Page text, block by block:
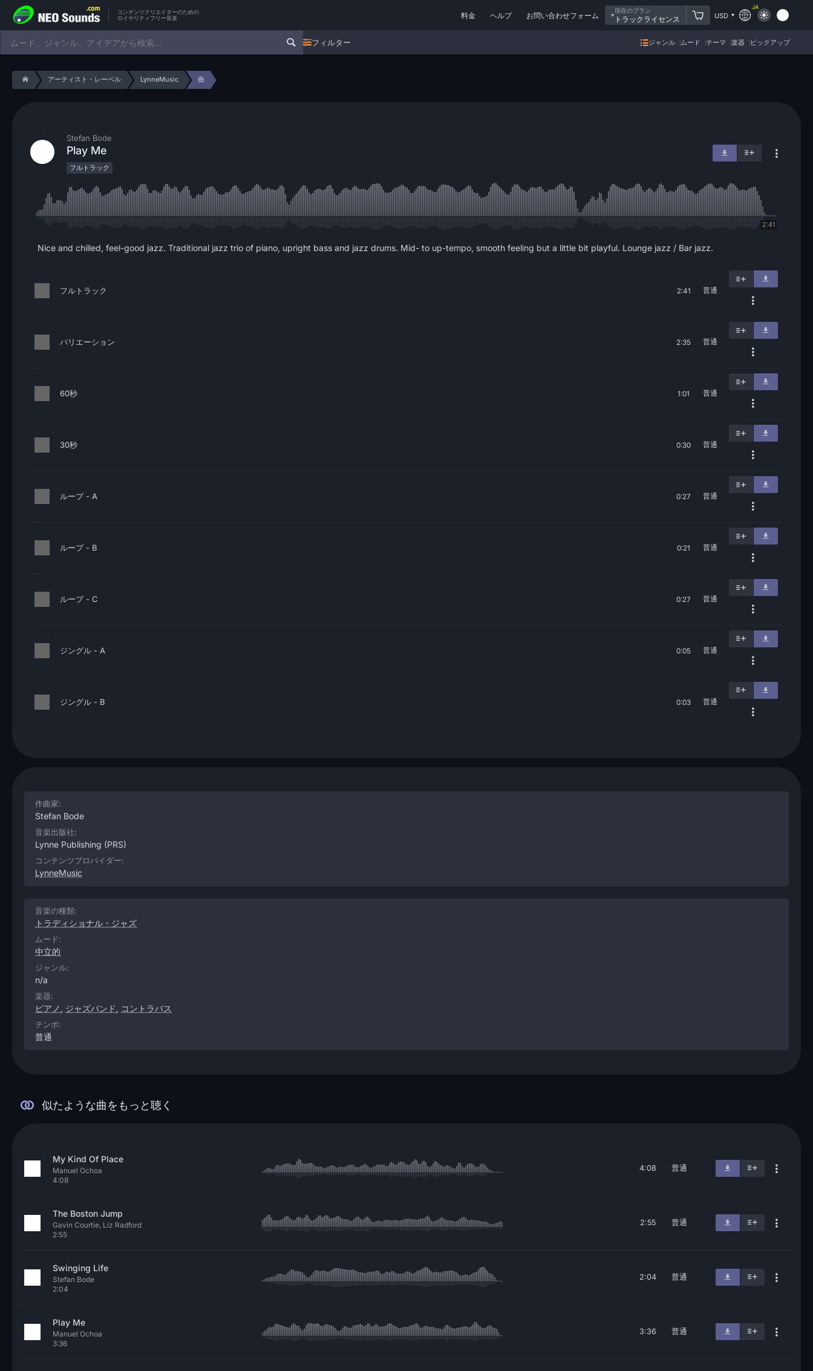
コンテンツクリエイターのための
ロイヤリティフリー音楽
料金 ヘルプ お問い合わせフォーム
現在のプラン
トラックライセンス USD
JA
フィルター ジャンル ムード テーマ 楽器 ピックアップ
アーティスト・レーベル LynneMusic 曲
Stefan Bode
Play Me
フルトラック
2:41
Nice and chilled, feel-good jazz. Traditional jazz trio of piano, upright bass and jazz drums. Mid- to up-tempo, smooth feeling but a little bit playful. Lounge jazz / Bar jazz.
フルトラック 2:41 普通
バリエーション 2:35 普通
60秒 1:01 普通
30秒 0:30 普通
ループ - A 0:27 普通
ループ - B 0:21 普通
ループ - C 0:27 普通
ジングル - A 0:05 普通
ジングル - B 0:03 普通
作曲家:
Stefan Bode
音楽出版社:
Lynne Publishing (PRS)
コンテンツプロバイダー:
LynneMusic
音楽の種類:
トラディショナル・ジャズ
ムード:
中立的
ジャンル:
n/a
楽器:
ピアノ , ジャズバンド , コントラバス
テンポ:
普通
似たような曲をもっと聴く
My Kind Of Place
Manuel Ochoa
4:08
4:08 普通
The Boston Jump
Gavin Courtie, Liz Radford
2:55
2:55 普通
Swinging Life
Stefan Bode
2:04
2:04 普通
Play Me
Manuel Ochoa
3:36
3:36 普通